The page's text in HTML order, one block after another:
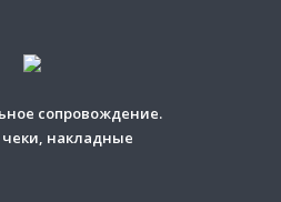
сопровождение.
чеки, накладные